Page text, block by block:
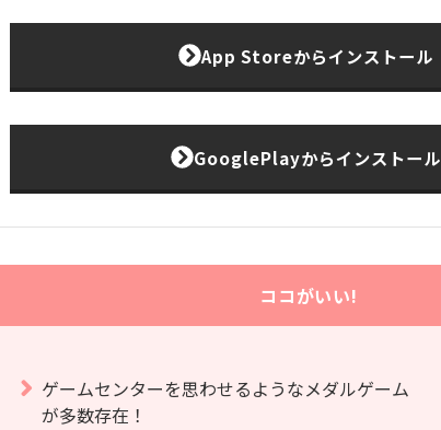
App Storeからインストール
GooglePlayからインストール
ココがいい!
ゲームセンターを思わせるようなメダルゲーム
が多数存在！